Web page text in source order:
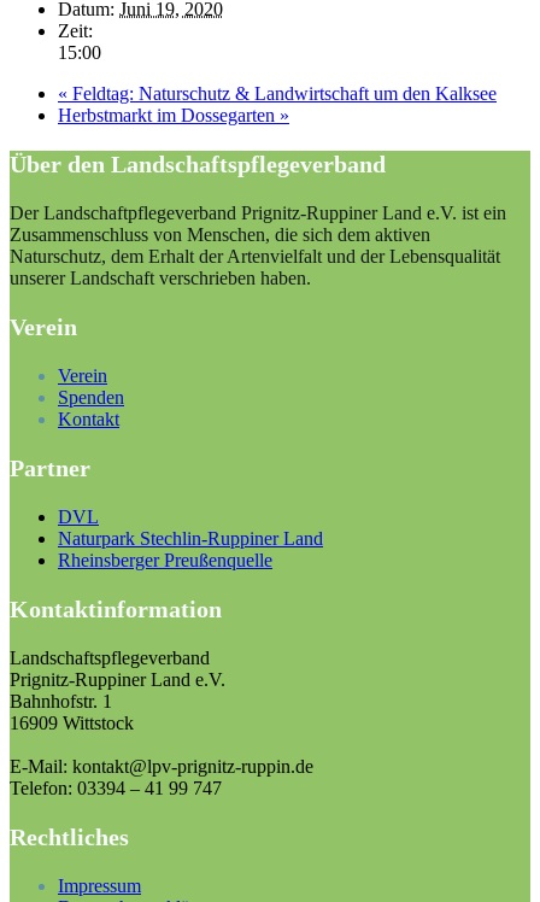
Datum: Juni 19, 2020
Zeit:
15:00
« Feldtag: Naturschutz & Landwirtschaft um den Kalksee
Herbstmarkt im Dossegarten »
Über den Landschaftspflegeverband
Der Landschaftpflegeverband Prignitz-Ruppiner Land e.V. ist ein
Zusammenschluss von Menschen, die sich dem aktiven
Naturschutz, dem Erhalt der Artenvielfalt und der Lebensqualität
unserer Landschaft verschrieben haben.
Verein
Verein
Spenden
Kontakt
Partner
DVL
Naturpark Stechlin-Ruppiner Land
Rheinsberger Preußenquelle
Kontaktinformation
Landschaftspflegeverband
Prignitz-Ruppiner Land e.V.
Bahnhofstr. 1
16909 Wittstock
E-Mail: kontakt@lpv-prignitz-ruppin.de
Telefon: 03394 – 41 99 747
Rechtliches
Impressum